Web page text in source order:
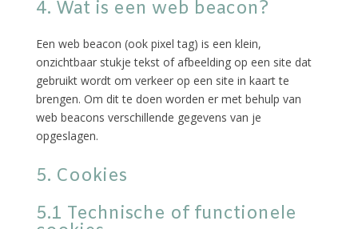
4. Wat is een web beacon?
Een web beacon (ook pixel tag) is een klein,
onzichtbaar stukje tekst of afbeelding op een site dat
gebruikt wordt om verkeer op een site in kaart te
brengen. Om dit te doen worden er met behulp van
web beacons verschillende gegevens van je
opgeslagen.
5. Cookies
5.1 Technische of functionele